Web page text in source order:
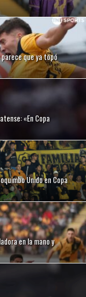
que ya topó
«En Copa
Unido en Copa
en la mano y